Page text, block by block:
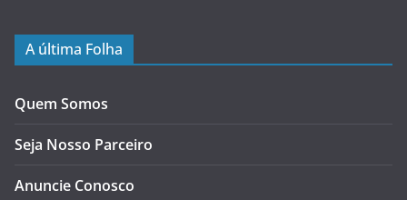
A última Folha
Quem Somos
Seja Nosso Parceiro
Anuncie Conosco